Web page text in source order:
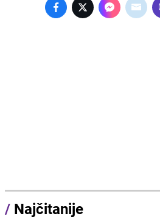
/ Najčitanije